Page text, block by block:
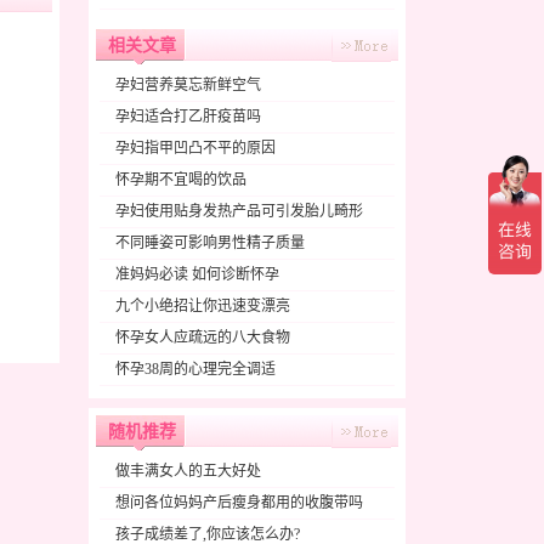
相关文章
孕妇营养莫忘新鲜空气
孕妇适合打乙肝疫苗吗
孕妇指甲凹凸不平的原因
怀孕期不宜喝的饮品
孕妇使用贴身发热产品可引发胎儿畸形
不同睡姿可影响男性精子质量
准妈妈必读 如何诊断怀孕
九个小绝招让你迅速变漂亮
怀孕女人应疏远的八大食物
怀孕38周的心理完全调适
随机推荐
做丰满女人的五大好处
想问各位妈妈产后瘦身都用的收腹带吗
孩子成绩差了,你应该怎么办?